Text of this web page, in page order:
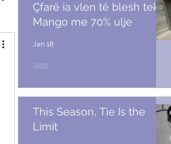
Çfarë ia vlen të blesh tek
Mango me 70% ulje
Jan 18
This Season, Tie Is the
Limit